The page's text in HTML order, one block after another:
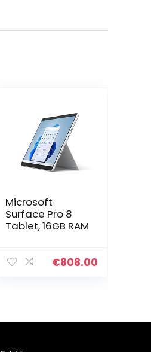
Microsoft
Surface Pro 8
Tablet, 16GB RAM
€808.00